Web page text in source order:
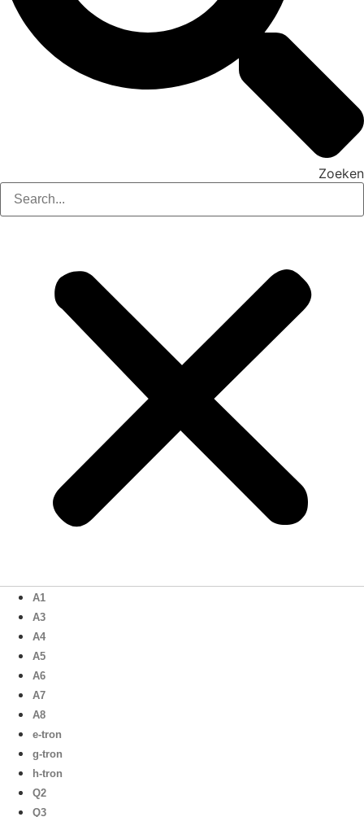
Zoeken
A1
A3
A4
A5
A6
A7
A8
e-tron
g-tron
h-tron
Q2
Q3